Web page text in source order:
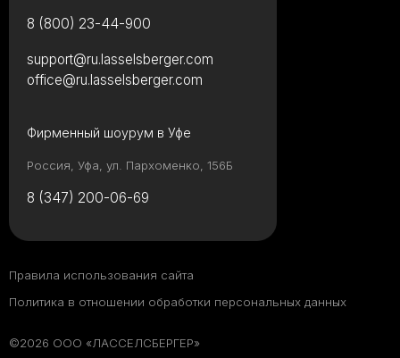
8 (800) 23-44-900
Фирменный шоурум в Уфе
Россия, Уфа, ул. Пархоменко, 156Б
8 (347) 200-06-69
support@ru.lasselsberger.com
office@ru.lasselsberger.com
©2026 ООО «ЛАССЕЛСБЕРГЕР»
Правила использования сайта
Политика в отношении обработки персональных данных